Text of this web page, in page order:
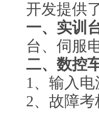
开发提供
一、实训
台、伺服
二、 数控
1、输入
2、故障